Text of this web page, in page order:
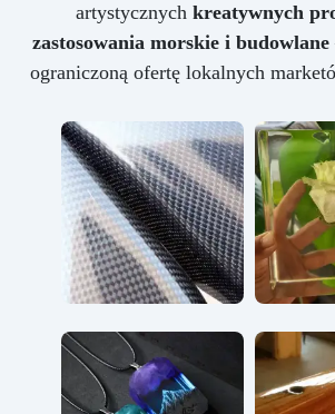
artystycznych kreatywnych
zastosowania morskie i budowlane
ograniczoną ofertę lokalnych